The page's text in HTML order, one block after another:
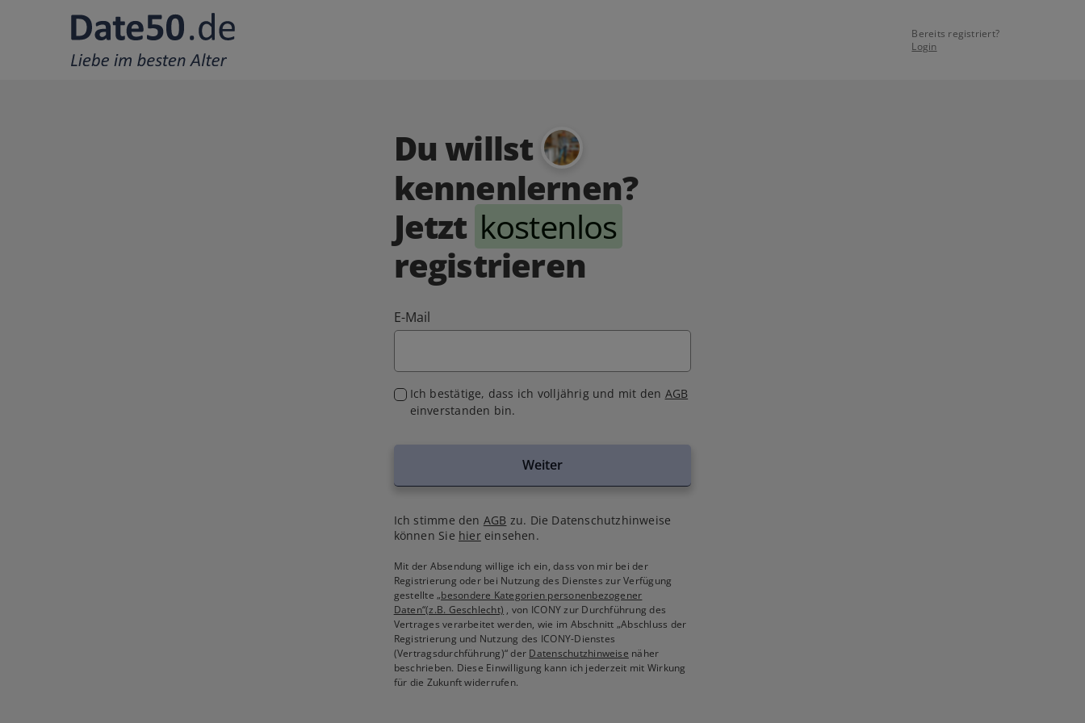
Bereits registriert?
Login
Du willst
kennenlernen?
Jetzt kostenlos
registrieren
E-Mail
Ich bestätige, dass ich volljährig und mit den AGB
einverstanden bin.
Weiter
Ich stimme den AGB zu. Die Datenschutzhinweise
können Sie hiereinsehen.
Mit der Absendung willige ich ein, dass von mir bei der
Registrierung oder bei Nutzung des Dienstes zur Verfügung
gestellte„besondere Kategorien personenbezogener
Daten“(z.B. Geschlecht) , von ICONY zur Durchführung des
Vertrages verarbeitet werden, wie im Abschnitt „Abschluss der
Registrierung und Nutzung des ICONY-Dienstes
(Vertragsdurchführung)“ der Datenschutzhinweise näher
beschrieben. Diese Einwilligung kann ich jederzeit mit Wirkung
für die Zukunft widerrufen.